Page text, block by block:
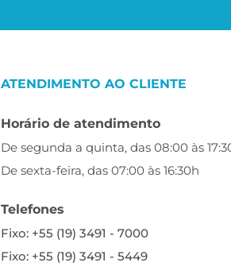
ATENDIMENTO AO CLIENTE
Horário de atendimento
De segunda a quinta, das 08:00 às
De sexta-feira, das 07:00 às 16:30h
Telefones
Fixo: +55 (19) 3491 - 7000
Fixo: +55 (19) 3491 - 5449